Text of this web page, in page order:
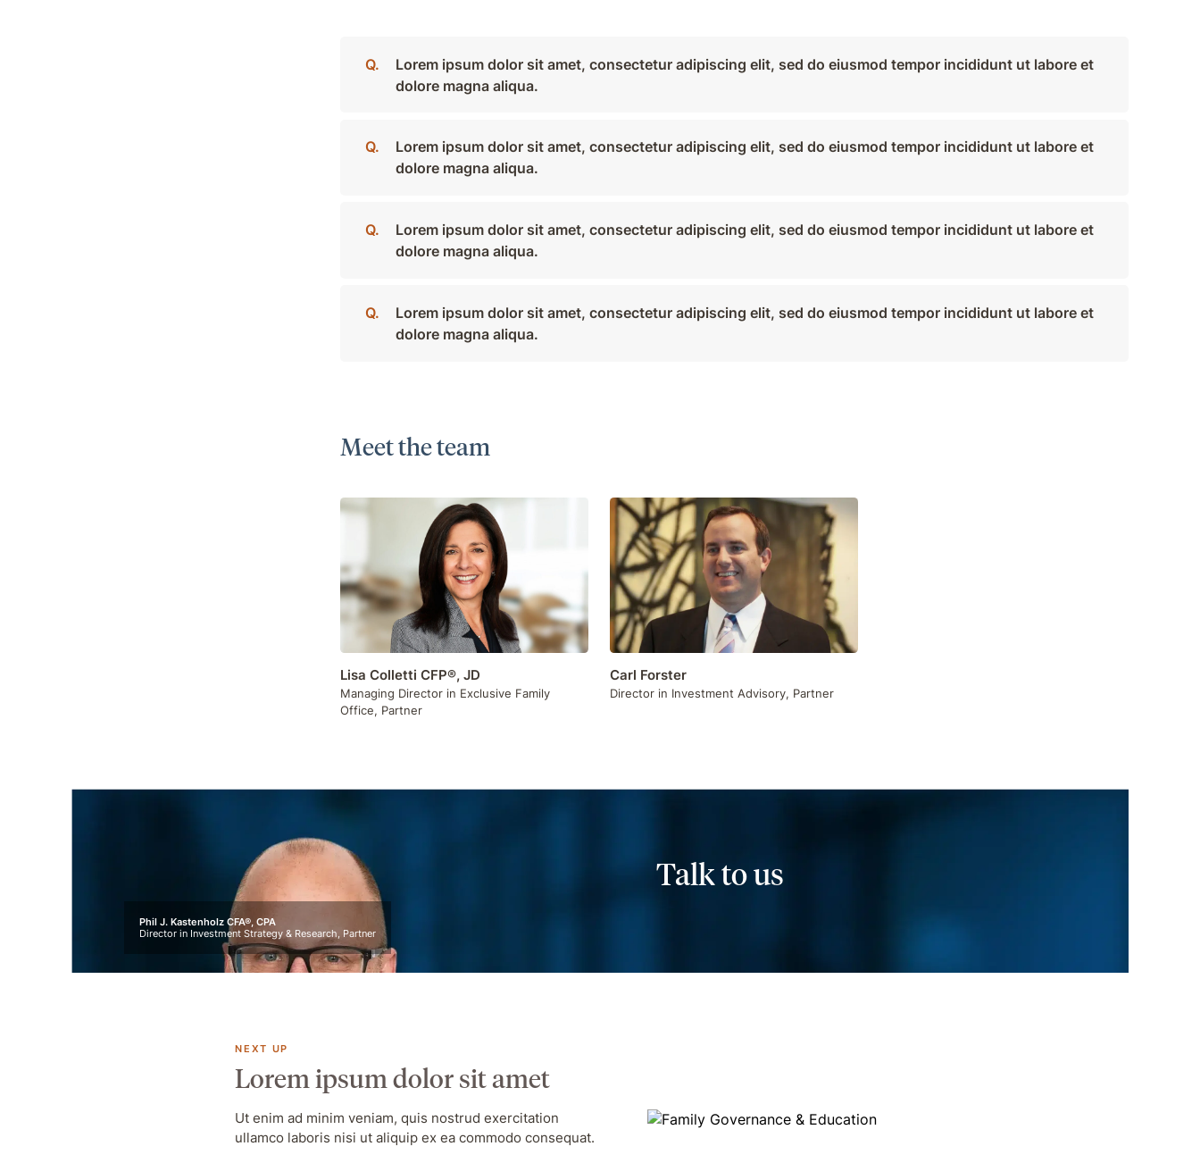
Q.
Lorem ipsum dolor sit amet, consectetur adipiscing elit, sed do eiusmod tempor incididunt ut labore et
dolore magna aliqua.
Q.
Lorem ipsum dolor sit amet, consectetur adipiscing elit, sed do eiusmod tempor incididunt ut labore et
dolore magna aliqua.
Q.
Lorem ipsum dolor sit amet, consectetur adipiscing elit, sed do eiusmod tempor incididunt ut labore et
dolore magna aliqua.
Q.
Lorem ipsum dolor sit amet, consectetur adipiscing elit, sed do eiusmod tempor incididunt ut labore et
dolore magna aliqua.
Meet the team
Lisa Colletti CFP®, JD
Managing Director in Exclusive Family
Office, Partner
Carl Forster
Director in Investment Advisory, Partner
Phil J. Kastenholz CFA®, CPA
Director in Investment Strategy & Research, Partner
Talk to us
NEXT UP
Lorem ipsum dolor sit amet
Ut enim ad minim veniam, quis nostrud exercitation
ullamco laboris nisi ut aliquip ex ea commodo consequat.